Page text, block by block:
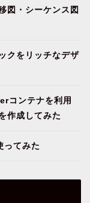
・シーケンス図
をリッチなデザ
コンテナを利用
作成してみた
てみた